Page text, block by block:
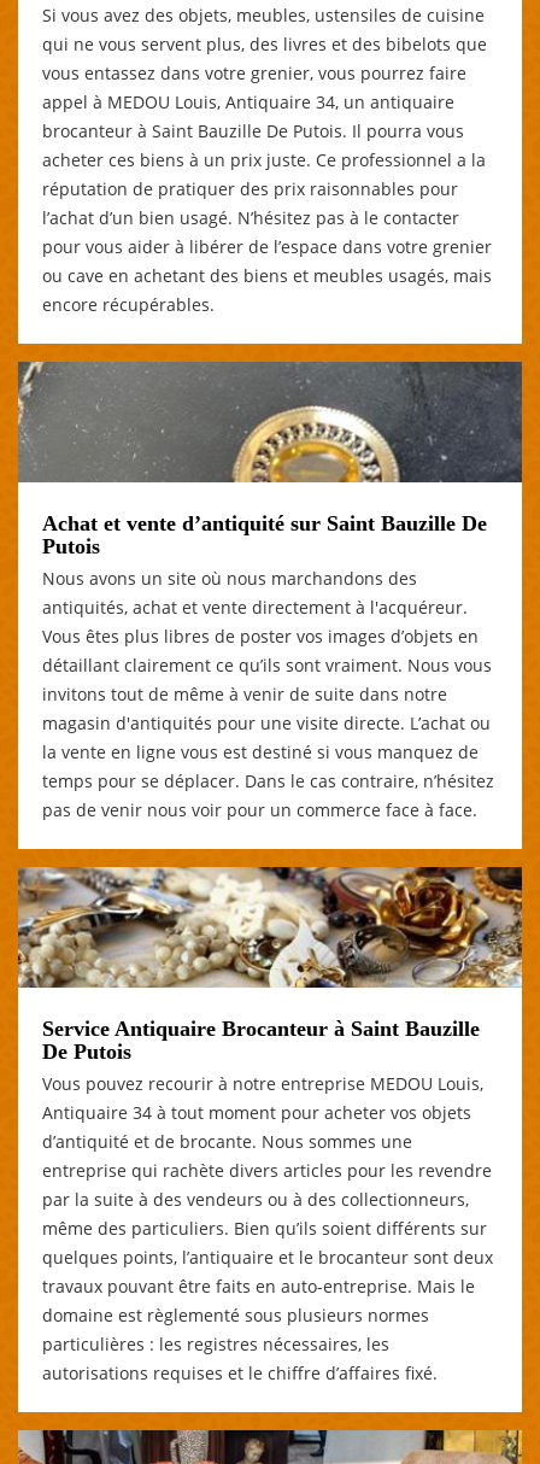
Si vous avez des objets, meubles, ustensiles de cuisine
qui ne vous servent plus, des livres et des bibelots que
vous entassez dans votre grenier, vous pourrez faire
appel à MEDOU Louis, Antiquaire 34, un antiquaire
brocanteur à Saint Bauzille De Putois. Il pourra vous
acheter ces biens à un prix juste. Ce professionnel a la
réputation de pratiquer des prix raisonnables pour
l’achat d’un bien usagé. N’hésitez pas à le contacter
pour vous aider à libérer de l’espace dans votre grenier
ou cave en achetant des biens et meubles usagés, mais
encore récupérables.
Achat et vente d’antiquité sur Saint Bauzille De
Putois
Nous avons un site où nous marchandons des
antiquités, achat et vente directement à l'acquéreur.
Vous êtes plus libres de poster vos images d’objets en
détaillant clairement ce qu’ils sont vraiment. Nous vous
invitons tout de même à venir de suite dans notre
magasin d'antiquités pour une visite directe. L’achat ou
la vente en ligne vous est destiné si vous manquez de
temps pour se déplacer. Dans le cas contraire, n’hésitez
pas de venir nous voir pour un commerce face à face.
Service Antiquaire Brocanteur à Saint Bauzille
De Putois
Vous pouvez recourir à notre entreprise MEDOU Louis,
Antiquaire 34 à tout moment pour acheter vos objets
d’antiquité et de brocante. Nous sommes une
entreprise qui rachète divers articles pour les revendre
par la suite à des vendeurs ou à des collectionneurs,
même des particuliers. Bien qu’ils soient différents sur
quelques points, l’antiquaire et le brocanteur sont deux
travaux pouvant être faits en auto-entreprise. Mais le
domaine est règlementé sous plusieurs normes
particulières : les registres nécessaires, les
autorisations requises et le chiffre d’affaires fixé.